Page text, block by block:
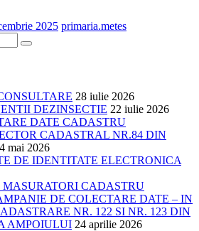
2025 primaria.metes
28 iulie 2026
DEZINSECTIE 22 iulie 2026
DATE CADASTRU
CADASTRAL NR.84 DIN
mai 2026
DE IDENTITATE ELECTRONICA
CADASTRU
DE COLECTARE DATE – IN
NR. 122 SI NR. 123 DIN
AMPOIULUI 24 aprilie 2026